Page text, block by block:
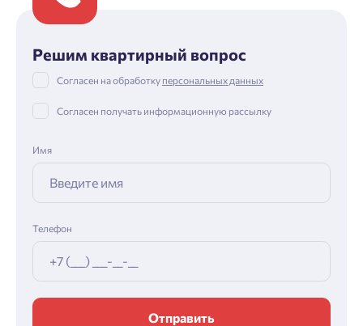
Решим квартирный вопрос
Согласен на обработку персональных данных
Согласен получать информационную рассылку
Имя
Телефон
Отправить